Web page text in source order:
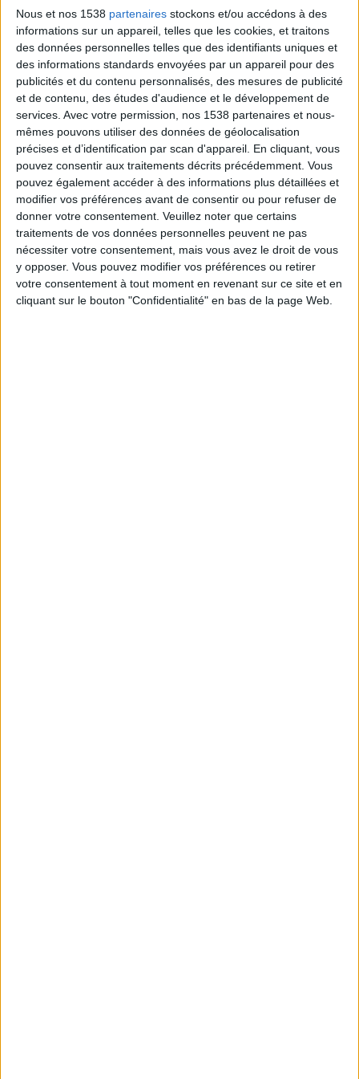
Nous et nos 1538 partenaires stockons et/ou accédons à des
informations sur un appareil, telles que les cookies, et traitons
des données personnelles telles que des identifiants uniques et
des informations standards envoyées par un appareil pour des
publicités et du contenu personnalisés, des mesures de publicité
et de contenu, des études d'audience et le développement de
services. Avec votre permission, nos 1538 partenaires et nous-
mêmes pouvons utiliser des données de géolocalisation
précises et d’identification par scan d'appareil. En cliquant, vous
pouvez consentir aux traitements décrits précédemment. Vous
pouvez également accéder à des informations plus détaillées et
modifier vos préférences avant de consentir ou pour refuser de
donner votre consentement. Veuillez noter que certains
traitements de vos données personnelles peuvent ne pas
nécessiter votre consentement, mais vous avez le droit de vous
y opposer. Vous pouvez modifier vos préférences ou retirer
votre consentement à tout moment en revenant sur ce site et en
cliquant sur le bouton "Confidentialité" en bas de la page Web.
élasticité et se relâchent sauf qu'au niveau glutéal
cela se traduit par un fessier qui descend (effet
accentué par le rôle de la gravité).
> Programme de développement